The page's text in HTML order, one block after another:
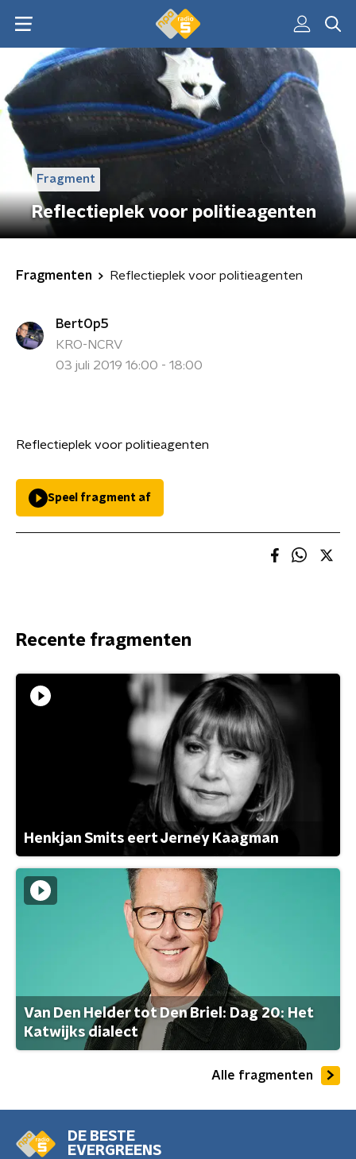
Fragment
Reflectieplek voor politieagenten
Fragmenten Reflectieplek voor politieagenten
BertOp5
KRO-NCRV
03 juli 2019 16:00 - 18:00
Reflectieplek voor politieagenten
Speel fragment af
Recente fragmenten
Henkjan Smits eert Jerney Kaagman
Van Den Helder tot Den Briel: Dag 20: Het
Katwijks dialect
Alle fragmenten
DE BESTE
EVERGREENS